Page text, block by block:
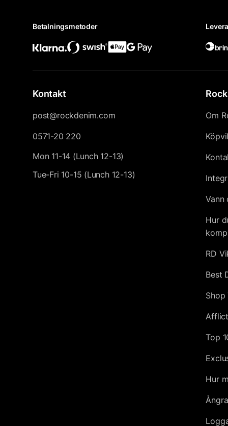
Betalningsmetoder
Kontakt
post@rockdenim.com
0571-20 220
Mon 11-14 (Lunch 12-13)
Tue-Fri 10-15 (Lunch 12-13)
Om
Vann
Hur
RD
Best
Shop
Top
Hur